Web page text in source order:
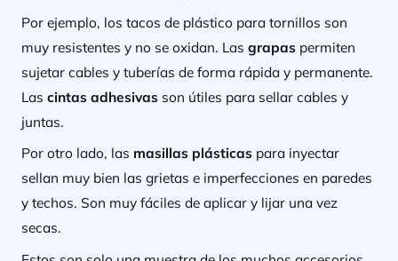
Por ejemplo, los tacos de plástico para tornillos son
muy resistentes y no se oxidan. Las grapas permiten
sujetar cables y tuberías de forma rápida y permanente.
Las cintas adhesivasson útiles para sellar cables y
juntas.
Por otro lado, las masillas plásticaspara inyectar
sellan muy bien las grietas e imperfecciones en paredes
y techos. Son muy fáciles de aplicar y lijar una vez
secas.